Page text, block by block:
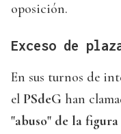
oposición.
Exceso de
En sus turnos de
el PSdeG han
"abuso" de la